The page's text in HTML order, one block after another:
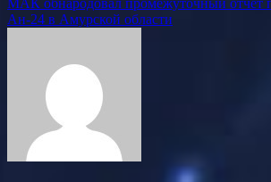
по
Ан-24 в Амурской области